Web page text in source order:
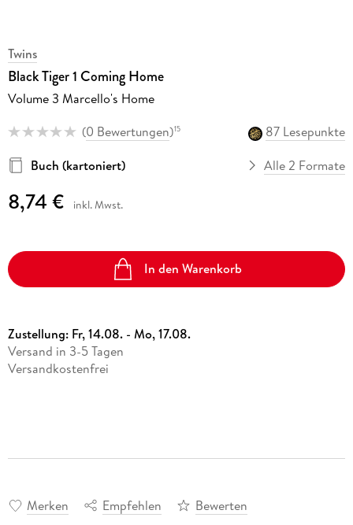
Twins
Black Tiger 1 Coming Home
Volume 3 Marcello's Home
(0 Bewertungen)15
87 Lesepunkte
Buch (kartoniert)
Alle 2 Formate
8,74 € inkl. Mwst.
In den Warenkorb
Zustellung: Fr, 14.08. - Mo, 17.08.
Versand in 3-5 Tagen
Versandkostenfrei
Merken Empfehlen Bewerten